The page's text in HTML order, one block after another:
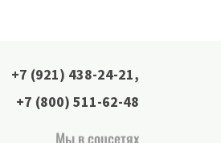
+7 (921) 438-24-21,
+7 (800) 511-62-48
Мы в соцсетях